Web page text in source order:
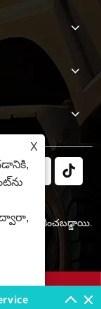
ప్రత్యేకించబడ్డాయి.
X